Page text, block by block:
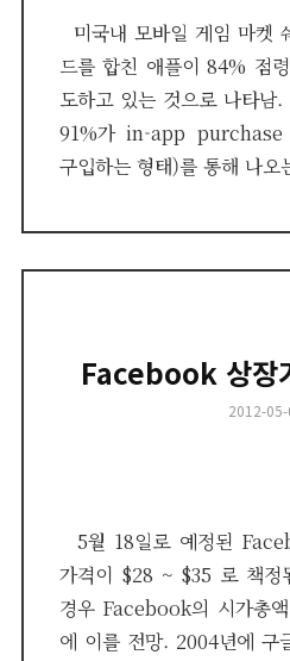
미국내 모바일 게임 마켓
드를 합친 애플이 84% 점
도하고 있는 것으로 나타
91%가 in-app purchase
구입하는 형태)를 통해 나
Facebook 상장
Posted
2012-
5월 18일로 예정된
가격이 $28 ~ $35 로 책정
경우 Facebook의 시가총
에 이를 전망. 2004년에